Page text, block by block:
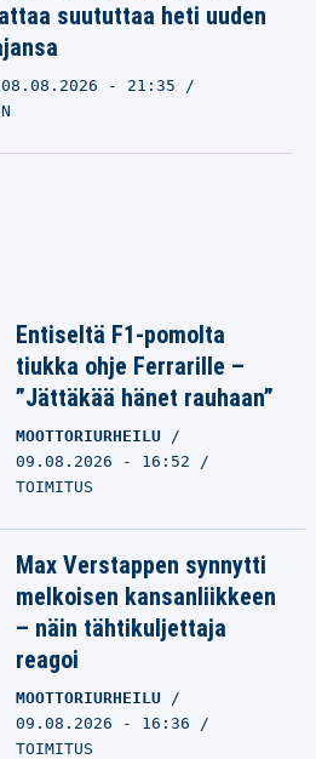
suututtaa heti uuden
08.08.2026 - 21:35
Entiseltä F1-pomolta
tiukka ohje Ferrarille –
”Jättäkää hänet rauhaan”
MOOTTORIURHEILU
09.08.2026 - 16:52
TOIMITUS
Max Verstappen synnytti
melkoisen kansanliikkeen
– näin tähtikuljettaja
reagoi
MOOTTORIURHEILU
09.08.2026 - 16:36
TOIMITUS